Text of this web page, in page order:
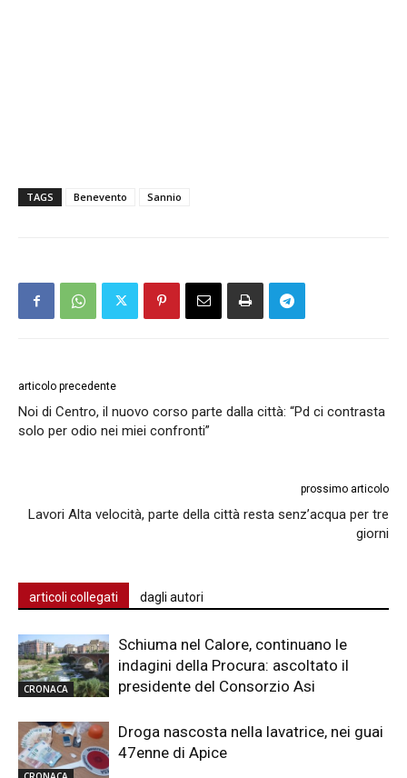
TAGS Benevento Sannio
articolo precedente
Noi di Centro, il nuovo corso parte dalla città: “Pd ci contrasta
solo per odio nei miei confronti”
prossimo articolo
Lavori Alta velocità, parte della città resta senz’acqua per tre
giorni
articoli collegati dagli autori
CRONACA
Schiuma nel Calore, continuano le
indagini della Procura: ascoltato il
presidente del Consorzio Asi
Droga nascosta nella lavatrice, nei guai
47enne di Apice